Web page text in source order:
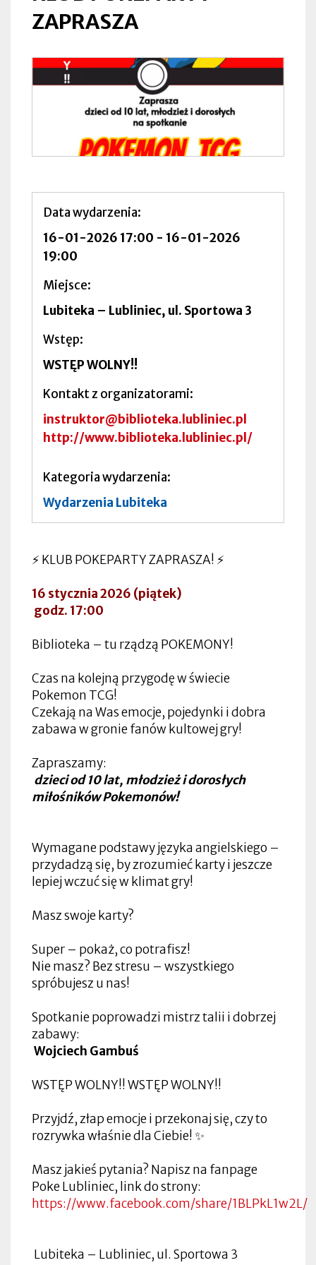
ZAPRASZA
Data wydarzenia
16-01-2026 17:00 - 16-01-2026
19:00
Miejsce
Lubiteka – Lubliniec, ul. Sportowa 3
Wstęp
WSTĘP WOLNY!!
Kontakt z organizatorami
instruktor@biblioteka.lubliniec.pl
http://www.biblioteka.lubliniec.pl/
Kategoria wydarzenia
Wydarzenia Lubiteka
⚡ KLUB POKEPARTY ZAPRASZA! ⚡
16 stycznia 2026 (piątek)
godz. 17:00
Biblioteka – tu rządzą POKEMONY!
Czas na kolejną przygodę w świecie
Pokemon TCG!
Czekają na Was emocje, pojedynki i dobra
zabawa w gronie fanów kultowej gry!
Zapraszamy:
dzieci od 10 lat, młodzież i dorosłych
miłośników Pokemonów!
Wymagane podstawy języka angielskiego –
przydadzą się, by zrozumieć karty i jeszcze
lepiej wczuć się w klimat gry!
Masz swoje karty?
Super – pokaż, co potrafisz!
Nie masz? Bez stresu – wszystkiego
spróbujesz u nas!
Spotkanie poprowadzi mistrz talii i dobrzej
zabawy:
Wojciech Gambuś
WSTĘP WOLNY!! WSTĘP WOLNY!!
Przyjdź, złap emocje i przekonaj się, czy to
rozrywka właśnie dla Ciebie! ✨
Masz jakieś pytania? Napisz na fanpage
Poke Lubliniec, link do strony:
https://www.facebook.com/share/1BLPkL1w2L/
Lubiteka – Lubliniec, ul. Sportowa 3